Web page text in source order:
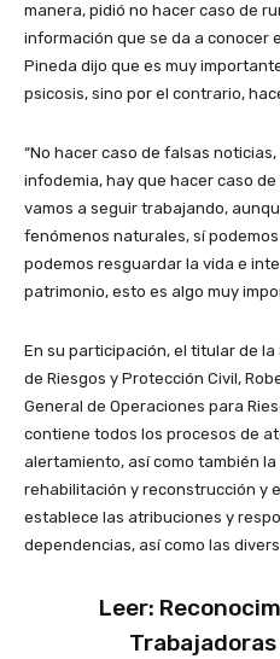
manera, pidió no hacer caso de
información que se da a conocer
Pineda dijo que es muy
psicosis, sino por el contrario,
“No hacer caso de falsas
infodemia, hay que hacer caso
vamos a seguir trabajando,
fenómenos naturales, sí
podemos resguardar la vida e
patrimonio, esto es algo muy
En su participación, el titular de
de Riesgos y Protección Civil,
General de Operaciones para
contiene todos los procesos de
alertamiento, así como también
rehabilitación y reconstrucción y
establece las atribuciones y
dependencias, así como las
Leer: